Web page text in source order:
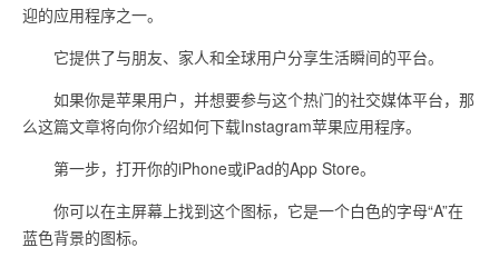
迎的应用程序之一。
它提供了与朋友、家人和全球用户分享生活瞬间的平台。
如果你是苹果用户，并想要参与这个热门的社交媒体平台，那
么这篇文章将向你介绍如何下载Instagram苹果应用程序。
第一步，打开你的iPhone或iPad的App Store。
你可以在主屏幕上找到这个图标，它是一个白色的字母“A”在
蓝色背景的图标。